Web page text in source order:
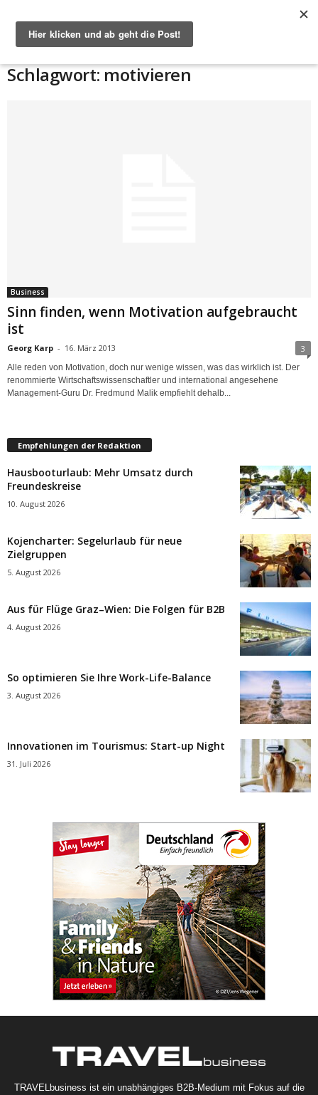
Schlagwort: motivieren
Business
Sinn finden, wenn Motivation aufgebraucht
ist
Georg Karp - 16. März 2013 3
Alle reden von Motivation, doch nur wenige wissen, was das wirklich ist. Der
renommierte Wirtschaftswissenschaftler und international angesehene
Management-Guru Dr. Fredmund Malik empfiehlt dehalb...
Empfehlungen der Redaktion
Hausbooturlaub: Mehr Umsatz durch
Freundeskreise
10. August 2026
Kojencharter: Segelurlaub für neue
Zielgruppen
5. August 2026
Aus für Flüge Graz–Wien: Die Folgen für B2B
4. August 2026
So optimieren Sie Ihre Work-Life-Balance
3. August 2026
Innovationen im Tourismus: Start-up Night
31. Juli 2026
TRAVELbusiness ist ein unabhängiges B2B-Medium mit Fokus auf die